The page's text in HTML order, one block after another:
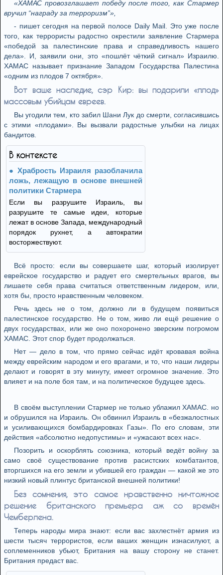
«ХАМАС провозглашает победу после того, как Стармер
вручил “награду за терроризм”»,
- пишет сегодня на первой полосе Daily Mail. Это уже после
того, как террористы радостно окрестили заявление Стармера
«победой за палестинские права и справедливость нашего
дела». И, заявили они, это «пошлёт чёткий сигнал» Израилю.
ХАМАС называет признание Западом Государства Палестина
«одним из плодов 7 октября».
Вот ваше наследие, сэр Кир: вы подарили «плод»
массовым убийцам евреев.
Вы угодили тем, кто забил Шани Лук до смерти, согласившись
с этими «плодами». Вы вызвали радостные улыбки на лицах
бандитов.
В контексте
Храбрость Израиля разоблачила
ложь, лежащую в основе внешней
политики Стармера
Если вы разрушите Израиль, вы
разрушите те самые идеи, которые
лежат в основе Запада, международный
порядок рухнет, а автократии
восторжествуют.
Всё просто: если вы совершаете шаг, который изолирует
еврейское государство и радует его смертельных врагов, вы
лишаете себя права считаться ответственным лидером, или,
хотя бы, просто нравственным человеком.
Речь здесь не о том, должно ли в будущем появиться
палестинское государство. Не о том, живо ли ещё решение о
двух государствах, или же оно похоронено зверским погромом
ХАМАС. Этот спор будет продолжаться.
Нет — дело в том, что прямо сейчас идёт кровавая война
между еврейским народом и его врагами, и то, что наши лидеры
делают и говорят в эту минуту, имеет огромное значение. Это
влияет и на поле боя там, и на политическое будущее здесь.
В своём выступлении Стармер не только ублажил ХАМАС. но
и обрушился на Израиль. Он обвинил Израиль в «безжалостных
и усиливающихся бомбардировках Газы». По его словам, эти
действия «абсолютно недопустимы» и «ужасают всех нас».
Позорить и оскорблять союзника, который ведёт войну за
само своё существование против расистских комбатантов,
вторгшихся на его земли и убившей его граждан — какой же это
низкий новый плинтус британской внешней политики!
Без сомнения, это самое нравственно ничтожное
решение британского премьера аж со времён
Чемберлена.
Теперь народы мира знают: если вас захлестнёт армия из
шести тысяч террористов, если ваших женщин изнасилуют, а
соплеменников убьют, Британия на вашу сторону не станет.
Британия предаст вас.